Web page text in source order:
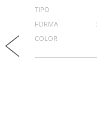
TIPO
FORMA
COLOR